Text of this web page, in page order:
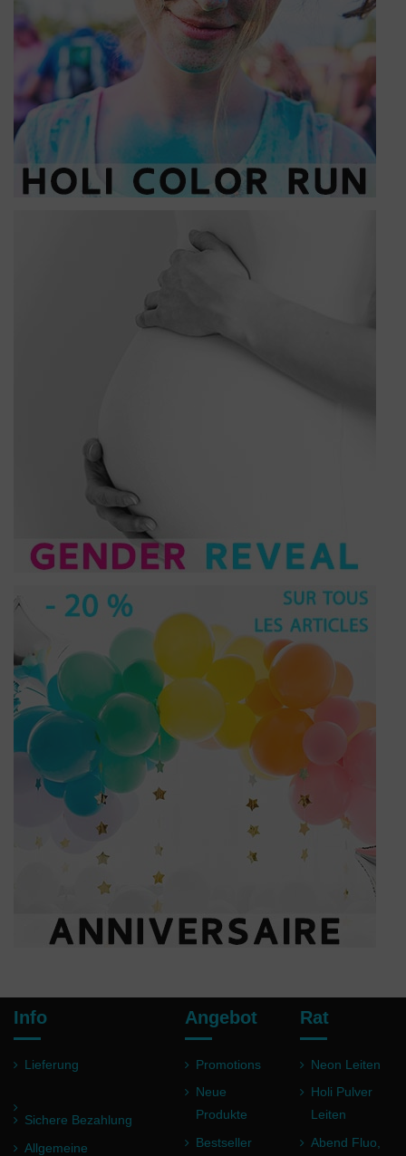
(2 noten)
Info
Lieferung
Sichere Bezahlung
Allgemeine
Angebot
Promotions
Neue
Produkte
Bestseller
Rat
Neon Leiten
Holi Pulver
Leiten
Abend Fluo,